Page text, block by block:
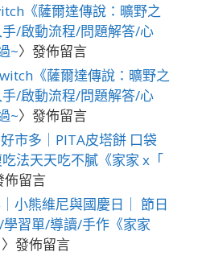
《薩爾達傳說：曠野之
/啟動流程/問題解答/心
~〉發佈留言
《薩爾達傳說：曠野之
/啟動流程/問題解答/心
~〉發佈留言
市多｜PITA皮塔餅 口袋
法天天吃不膩《家家 x「
佈留言
小熊維尼與國慶日｜ 節日
習單/導讀/手作《家家
〉發佈留言